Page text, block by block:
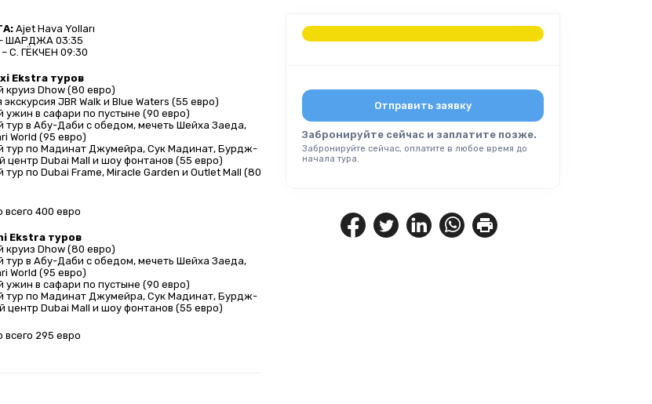
Ajet Hava Yolları
– ШАРДЖА 03:35
С. ГЁКЧЕН 09:30
Ekstra туров
Dhow (80 евро)
JBR Walk и Blue Waters (55 евро)
ужин в сафари по пустыне (90 евро)
тур в Абу-Даби с обедом, мечеть Шейха Заеда,
World (95 евро)
тур по Мадинат Джумейра, Сук Мадинат, Бурдж-
центр Dubai Mall и шоу фонтанов (55 евро)
по Dubai Frame, Miracle Garden и Outlet Mall (80
всего 400 евро
Ekstra туров
Dhow (80 евро)
тур в Абу-Даби с обедом, мечеть Шейха Заеда,
World (95 евро)
ужин в сафари по пустыне (90 евро)
тур по Мадинат Джумейра, Сук Мадинат, Бурдж-
центр Dubai Mall и шоу фонтанов (55 евро)
всего 295 евро
Отправить заявку
Забронируйте сейчас и заплатите позже.
Забронируйте сейчас, оплатите в любое время до
начала тура.